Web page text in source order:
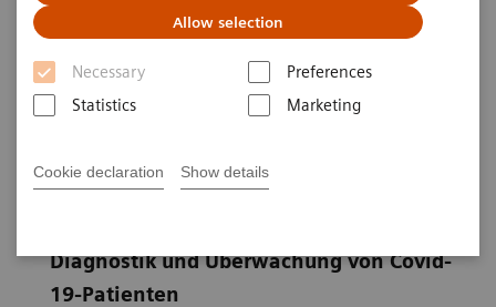
Allow selection
Necessary
Preferences
Statistics
Marketing
Cookie declaration Show details
Veröffentlicht am 20. April 2020
Staatsministerium für Gesundheit und
Diagnostik und Überwachung von Covid-
19-Patienten